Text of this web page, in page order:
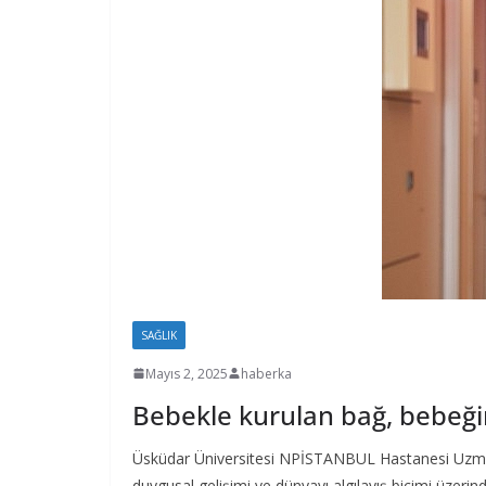
SAĞLIK
Mayıs 2, 2025 haberka
Bebekle kurulan bağ,
Üsküdar Üniversitesi NPİSTANBUL Hastanesi